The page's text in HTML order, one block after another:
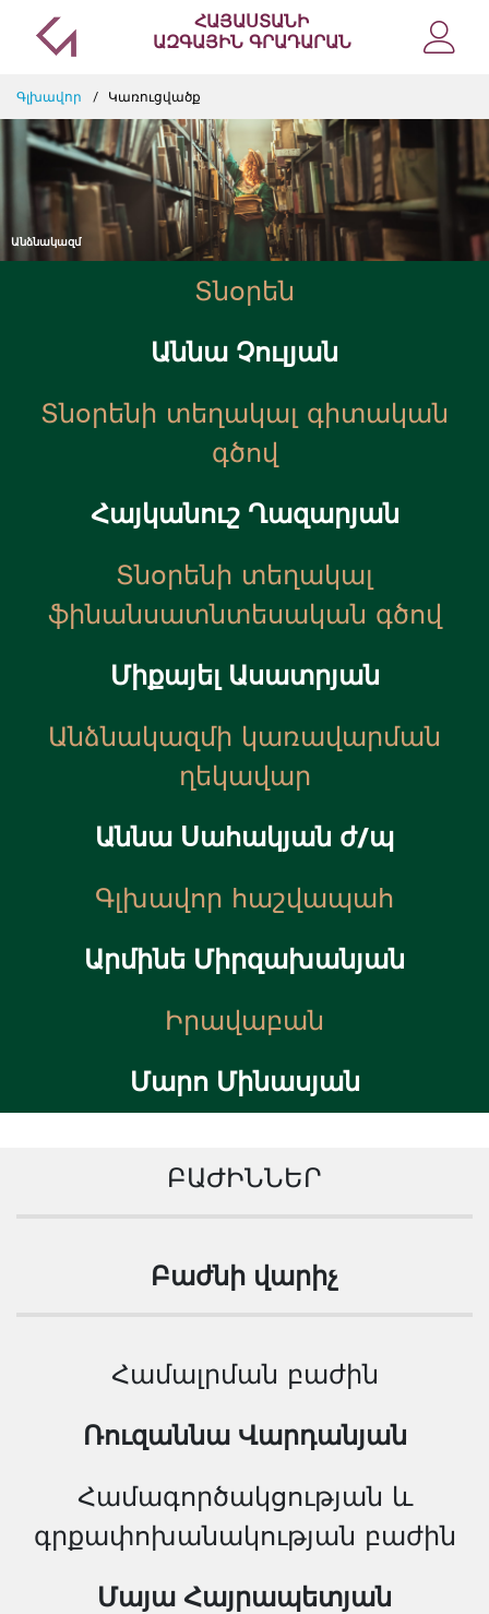
ՀԱՅԱՍՏԱՆԻ
ԱԶԳԱՅԻՆ ԳՐԱԴԱՐԱՆ
Գլխավոր Կառուցվածք
Անձնակազմ
Տնօրեն
Աննա Չուլյան
Տնօրենի տեղակալ գիտական
գծով
Հայկանուշ Ղազարյան
Տնօրենի տեղակալ
ֆինանսատնտեսական գծով
Միքայել Ասատրյան
Անձնակազմի կառավարման
ղեկավար
Աննա Սահակյան ժ/պ
Գլխավոր հաշվապահ
Արմինե Միրզախանյան
Իրավաբան
Մարո Մինասյան
ԲԱԺԻՆՆԵՐ
Բաժնի վարիչ
Համալրման բաժին
Ռուզաննա Վարդանյան
Համագործակցության և
գրքափոխանակության բաժին
Մայա Հայրապետյան